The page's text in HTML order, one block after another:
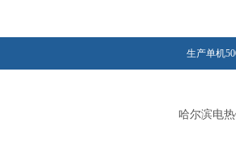
生产单机
哈尔滨电